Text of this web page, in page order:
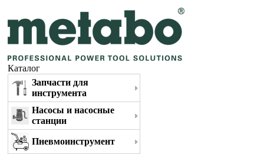
Каталог
Запчасти для
инструмента
Насосы и насосные
станции
Пневмоинструмент